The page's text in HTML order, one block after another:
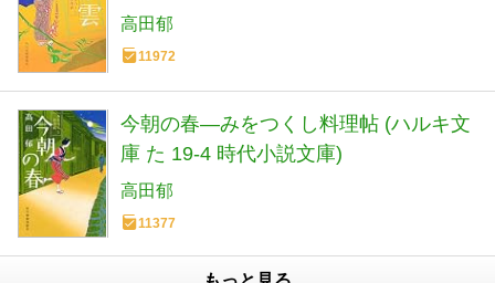
高田郁
11972
今朝の春―みをつくし料理帖 (ハルキ文
庫 た 19-4 時代小説文庫)
高田郁
11377